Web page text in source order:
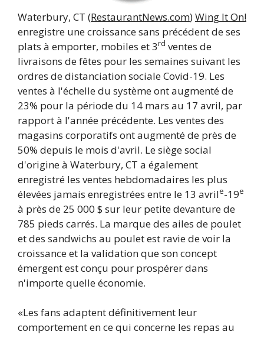
Waterbury, CT (RestaurantNews.com)Wing It On!
enregistre une croissance sans précédent de ses
plats à emporter, mobiles et 3rd ventes de
livraisons de fêtes pour les semaines suivant les
ordres de distanciation sociale Covid-19. Les
ventes à l'échelle du système ont augmenté de
23% pour la période du 14 mars au 17 avril, par
rapport à l'année précédente. Les ventes des
magasins corporatifs ont augmenté de près de
50% depuis le mois d'avril. Le siège social
d'origine à Waterbury, CT a également
enregistré les ventes hebdomadaires les plus
élevées jamais enregistrées entre le 13 avrile-19e
à près de 25 000 $ sur leur petite devanture de
785 pieds carrés. La marque des ailes de poulet
et des sandwichs au poulet est ravie de voir la
croissance et la validation que son concept
émergent est conçu pour prospérer dans
n'importe quelle économie.
«Les fans adaptent définitivement leur
comportement en ce qui concerne les repas au